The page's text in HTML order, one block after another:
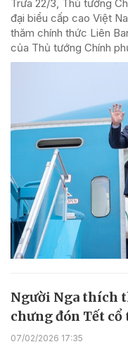
Trưa 22/3, Thủ tướng
đại biểu cấp cao Việt
thăm chính thức Liên
của Thủ tướng Chính
Người Nga thích
chưng đón Tết
07/02/2026 17:35